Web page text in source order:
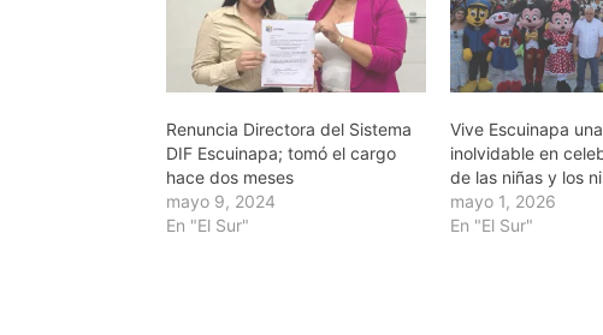
Renuncia Directora del Sistema
DIF Escuinapa; tomó el cargo
hace dos meses
mayo 9, 2024
En "El Sur"
Vive Escuinapa
inolvidable en
de las niñas y los
mayo 1, 2026
En "El Sur"